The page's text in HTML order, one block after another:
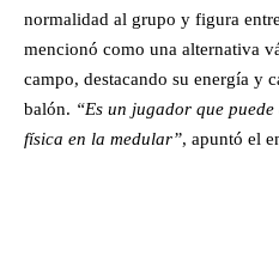
normalidad al grupo y figura
mencionó como una alternativa
campo, destacando su energía y
balón. “Es un jugador que
física en la medular”, apuntó el